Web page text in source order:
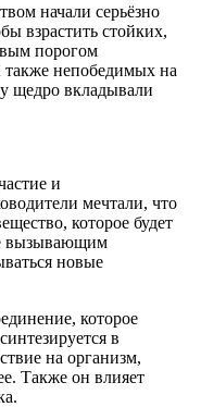
начали серьёзно
взрастить стойких,
порогом
непобедимых на
щедро вкладывали
и
мечтали, что
которое будет
вызывающим
новые
которое
в
на организм,
Также он влияет